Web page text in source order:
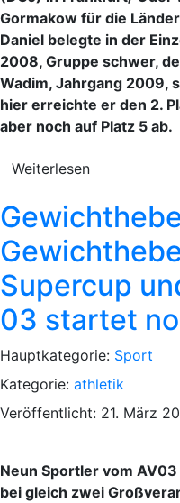
Gormakow für die
Daniel belegte in der
2008, Gruppe schwer,
Wadim, Jahrgang 2009,
hier erreichte er den 2.
aber noch auf Platz 5 ab.
Weiterlesen
Supercup
03 startet
Hauptkategorie: Sport
Kategorie: athletik
Veröffentlicht: 21. März
Neun Sportler vom
bei gleich zwei